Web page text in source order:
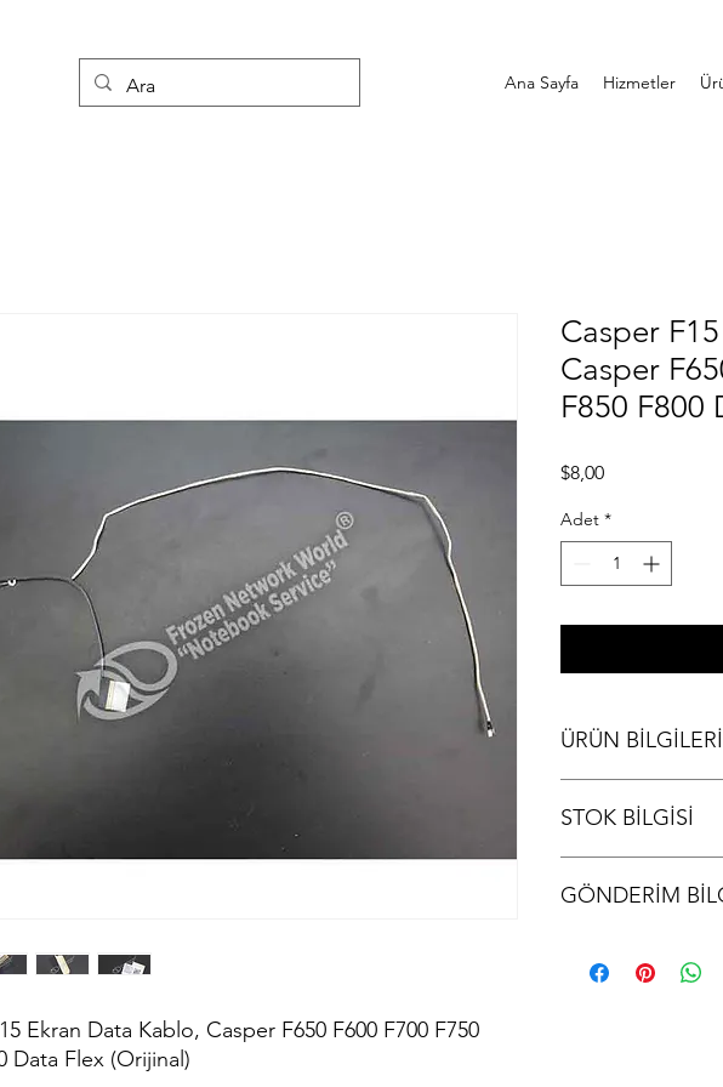
Ana Sayfa Hizmetler
Ekran Data Kablo, Casper F650 F600 F700 F750
Data Flex (Orijinal)
Casper
Casper
F850 F800
$8,00Fiyat
Adet *
ÜRÜN BİLGİLERİ
F750 F850 F800
STOK BİLGİSİ
GÖNDERİM
kodu iletilir.